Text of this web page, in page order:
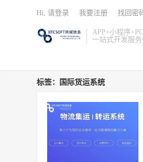
APP+小程序
一站式开发服
Hi, 请登录 我要注册 找回密
标签：国际货运系统